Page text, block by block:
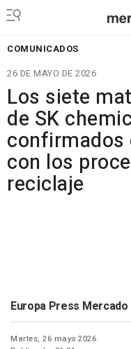
COMUNICADOS
26 DE MAYO DE 2026
Los siete
de SK
con los
reciclaje
Europa Press
Martes, 26 mayo 2026